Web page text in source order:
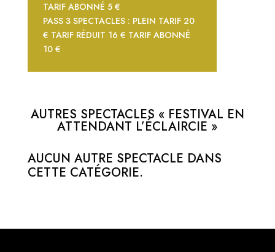
TARIF ABONNÉ 5 €
PASS 3 SPECTACLES : PLEIN TARIF 20
€ TARIF RÉDUIT 16 € TARIF ABONNÉ
10 €
AUTRES SPECTACLES « FESTIVAL EN
ATTENDANT L’ÉCLAIRCIE »
AUCUN AUTRE SPECTACLE DANS
CETTE CATÉGORIE.